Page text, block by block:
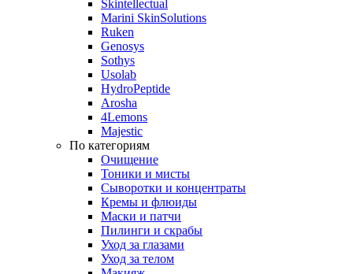
Skintellectual
Marini SkinSolutions
Ruken
Genosys
Sothys
Usolab
HydroPeptide
Arosha
4Lemons
Majestic
По категориям
Очищение
Тоники и мисты
Сыворотки и концентраты
Кремы и флюиды
Маски и патчи
Пилинги и скрабы
Уход за глазами
Уход за телом